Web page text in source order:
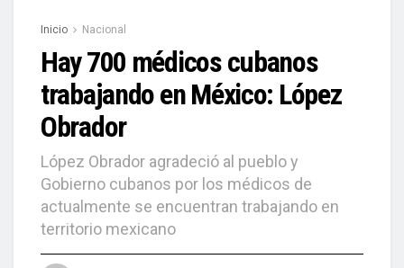
Inicio Nacional
Hay 700 médicos cubanos
trabajando en México: López
Obrador
López Obrador agradeció al pueblo y
Gobierno cubanos por los médicos de
actualmente se encuentran trabajando en
territorio mexicano